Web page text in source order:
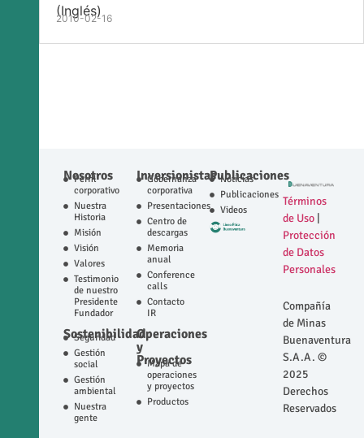
(Inglés)
2010-02-16
Nosotros
Perfil
corporativo
Nuestra
Historia
Misión
Visión
Valores
Testimonio
de nuestro
Presidente
Fundador
Sostenibilidad
Seguridad
Gestión
social
Gestión
ambiental
Nuestra
gente
Inversionistas
Gobernanza
corporativa
Presentaciones
Centro de
descargas
Memoria
anual
Conference
calls
Contacto
IR
Operaciones
y
Proyectos
Mapa de
operaciones
y proyectos
Productos
Publicaciones
Noticias
Publicaciones
Videos
Términos
de Uso
Protección
de Datos
Personales
Compañía
de Minas
Buenaventura
S.A.A. ©
2025
Derechos
Reservados